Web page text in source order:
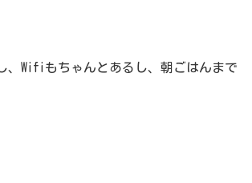
、Wifiもちゃんとあるし、朝ごはんまで